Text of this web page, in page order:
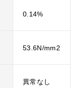
0.14%
53.6N/mm2
異常なし